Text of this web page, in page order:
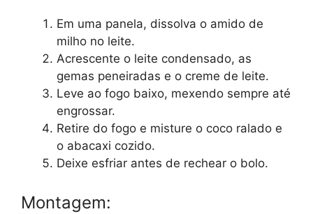
Em uma panela, dissolva o amido de
milho no leite.
Acrescente o leite condensado, as
gemas peneiradas e o creme de leite.
Leve ao fogo baixo, mexendo sempre até
engrossar.
Retire do fogo e misture o coco ralado e
o abacaxi cozido.
Deixe esfriar antes de rechear o bolo.
Montagem: